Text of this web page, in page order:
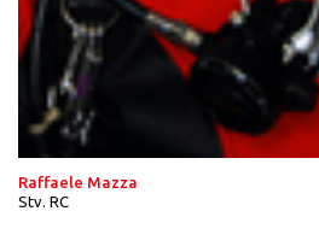
Raffaele Mazza
Stv. RC